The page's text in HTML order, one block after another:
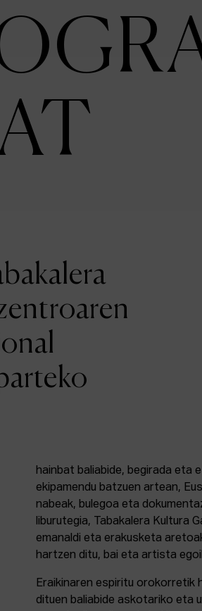
hainbat baliabide, begirada eta
ekipamendu batzuen artean,
nabeak, bulegoa eta
liburutegia, Tabakalera Kultura
emanaldi eta erakusketa
hartzen ditu, bai eta artista
Eraikinaren espiritu orokorretik
dituen baliabide askotariko eta